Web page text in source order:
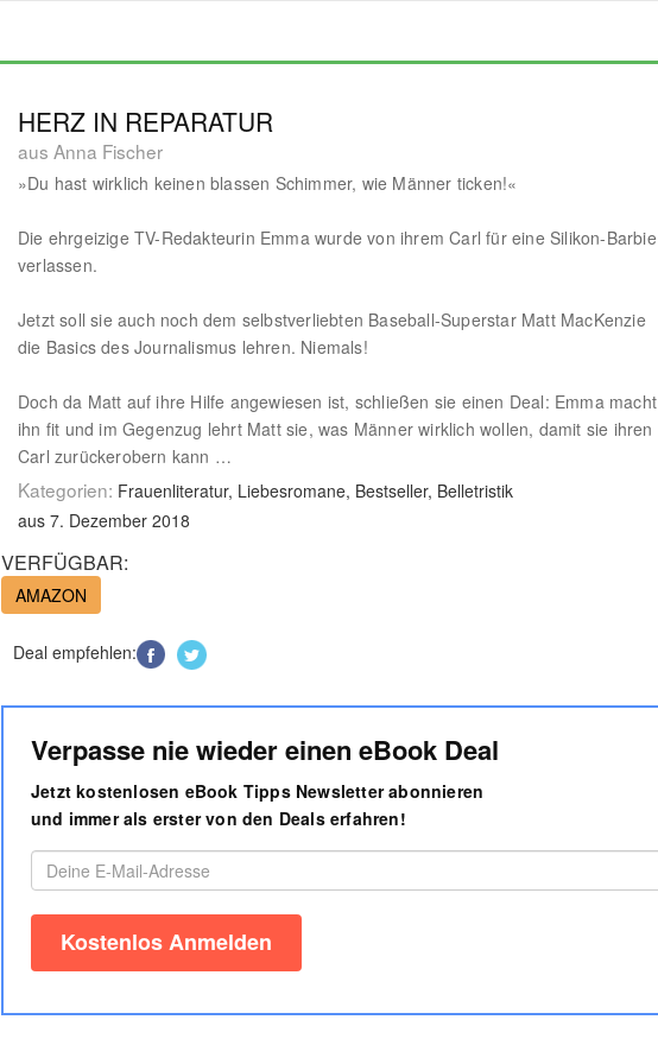
HERZ IN REPARATUR
aus Anna Fischer
»Du hast wirklich keinen blassen Schimmer, wie Männer ticken!«
Die ehrgeizige TV-Redakteurin Emma wurde von ihrem Carl für eine Silikon-Barbie
verlassen.
Jetzt soll sie auch noch dem selbstverliebten Baseball-Superstar Matt MacKenzie
die Basics des Journalismus lehren. Niemals!
Doch da Matt auf ihre Hilfe angewiesen ist, schließen sie einen Deal: Emma macht
ihn fit und im Gegenzug lehrt Matt sie, was Männer wirklich wollen, damit sie ihren
Carl zurückerobern kann …
Kategorien: Frauenliteratur, Liebesromane, Bestseller, Belletristik
aus 7. Dezember 2018
VERFÜGBAR:
AMAZON
Deal empfehlen:
Verpasse nie wieder einen eBook Deal
Jetzt kostenlosen eBook Tipps Newsletter abonnieren
und immer als erster von den Deals erfahren!